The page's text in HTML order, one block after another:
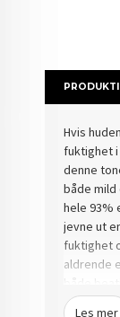
Hvis
fuktighet
denne
både
hele 93%
jevne ut
fuktighet
aldrende
med på å
Les mer